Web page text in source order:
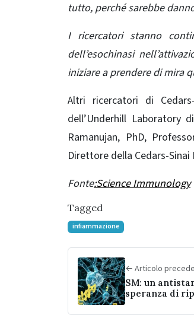
tutto, perché sarebbe
I ricercatori stanno
dell’esochinasi
iniziare a prendere di mira
Altri ricercatori di
dell’Underhill Laboratory
Ramanujan, PhD,
Direttore della Cedars-Sinai
Fonte:Science Immunology
Tagged
infiammazione
← Articolo
SM: un
speranza di